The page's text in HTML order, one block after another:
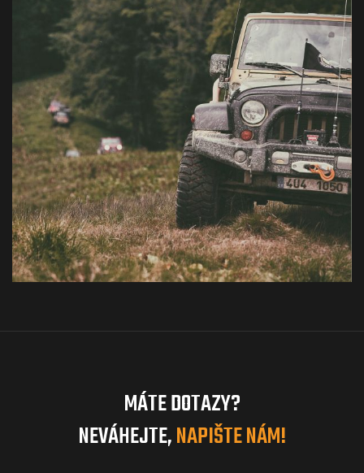
MÁTE DOTAZY?
NEVÁHEJTE,NAPIŠTE NÁM!